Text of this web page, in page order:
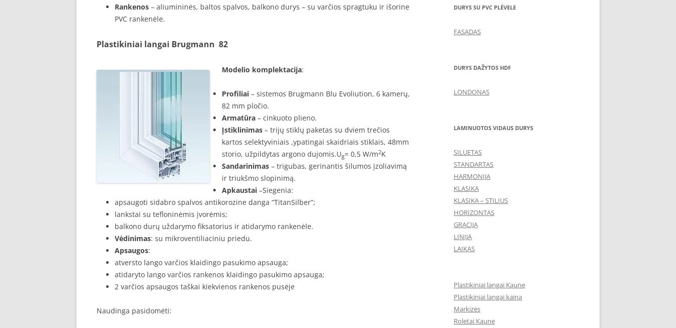
Rankenos – aliumininės, baltos spalvos, balkono durys – su varčios spragtuku ir išorine
PVC rankenėle.
Plastikiniai langai Brugmann 82
Modelio komplektacija:
Profiliai – sistemos Brugmann Blu Evoliution, 6 kamerų,
82 mm pločio.
Armatūra – cinkuoto plieno.
Įstiklinimas – trijų stiklų paketas su dviem trečios
kartos selektyviniais ,ypatingai skaidriais stiklais, 48mm
storio, užpildytas argono dujomis.Ug= 0,5 W/m2K
Sandarinimas – trigubas, gerinantis šilumos įzoliavimą
ir triukšmo slopinimą.
Apkaustai –Siegenia:
apsaugoti sidabro spalvos antikorozine danga “TitanSilber”;
lankstai su tefloninėmis įvorėmis;
balkono durų uždarymo fiksatorius ir atidarymo rankenėle.
Vėdinimas: su mikroventiliaciniu priedu.
Apsaugos:
atversto lango varčios klaidingo pasukimo apsauga;
atidaryto lango varčios rankenos klaidingo pasukimo apsauga;
2 varčios apsaugos taškai kiekvienos rankenos pusėje
Naudinga pasidomėti:
DURYS SU PVC PLĖVELE
FASADAS
DURYS DAŽYTOS HDF
LONDONAS
LAMINUOTOS VIDAUS DURYS
SILUETAS
STANDARTAS
HARMONIJA
KLASIKA
KLASIKA – STILIUS
HORIZONTAS
GRACIJA
LINIJA
LAIKAS
Plastikiniai langai Kaune
Plastikiniai langai kaina
Markizės
Roletai Kaune